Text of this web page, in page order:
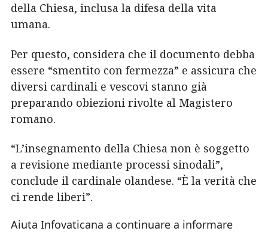
della Chiesa, inclusa la difesa della vita
umana.
Per questo, considera che il documento debba
essere “smentito con fermezza” e assicura che
diversi cardinali e vescovi stanno già
preparando obiezioni rivolte al Magistero
romano.
“L’insegnamento della Chiesa non è soggetto
a revisione mediante processi sinodali”,
conclude il cardinale olandese. “È la verità che
ci rende liberi”.
Aiuta Infovaticana a continuare a informare